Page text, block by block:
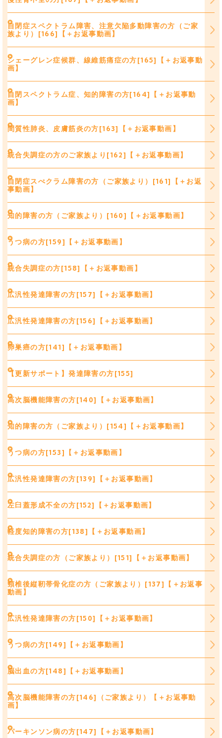
自閉症スペクトラム障害、注意欠陥多動障害の方（ご家
族より）[166]【＋お返事動画】
シェーグレン症候群、線維筋痛症の方[165]【＋お返事動
画】
自閉スペクトラム症、知的障害の方[164]【＋お返事動
画】
間質性肺炎、皮膚筋炎の方[163]【＋お返事動画】
統合失調症の方のご家族より[162]【＋お返事動画】
自閉症スぺクラム障害の方（ご家族より）[161]【＋お返
事動画】
知的障害の方（ご家族より）[160]【＋お返事動画】
うつ病の方[159]【＋お返事動画】
統合失調症の方[158]【＋お返事動画】
広汎性発達障害の方[157]【＋お返事動画】
広汎性発達障害の方[156]【＋お返事動画】
卵巣癌の方[141]【＋お返事動画】
【更新サポート】発達障害の方[155]
高次脳機能障害の方[140]【＋お返事動画】
知的障害の方（ご家族より）[154]【＋お返事動画】
うつ病の方[153]【＋お返事動画】
広汎性発達障害の方[139]【＋お返事動画】
左臼蓋形成不全の方[152]【＋お返事動画】
軽度知的障害の方[138]【＋お返事動画】
統合失調症の方（ご家族より）[151]【＋お返事動画】
頸椎後縦靭帯骨化症の方（ご家族より）[137]【＋お返事
動画】
広汎性発達障害の方[150]【＋お返事動画】
うつ病の方[149]【＋お返事動画】
脳出血の方[148]【＋お返事動画】
高次脳機能障害の方[146]（ご家族より）【＋お返事動
画】
パーキンソン病の方[147]【＋お返事動画】